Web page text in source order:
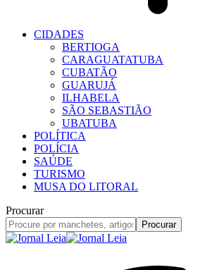
CIDADES
BERTIOGA
CARAGUATATUBA
CUBATÃO
GUARUJÁ
ILHABELA
SÃO SEBASTIÃO
UBATUBA
POLÍTICA
POLÍCIA
SAÚDE
TURISMO
MUSA DO LITORAL
Procurar